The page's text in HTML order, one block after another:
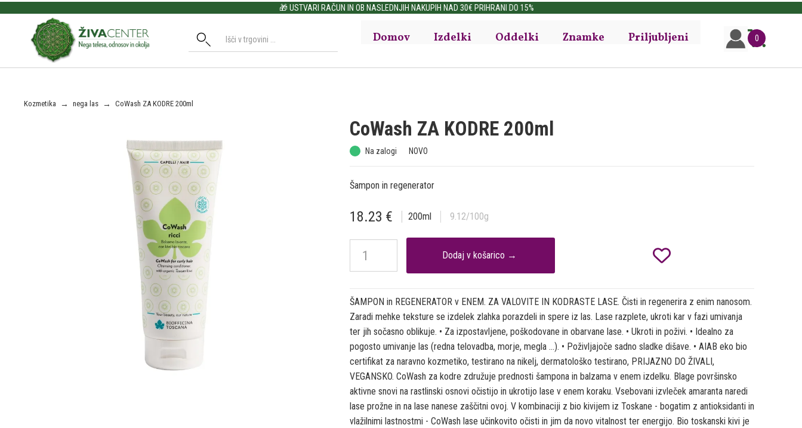
🎁 USTVARI RAČUN IN OB NASLEDNJIH NAKUPIH NAD 30€ PRIHRANI DO 15%
Domov Izdelki Oddelki Znamke Priljubljeni 0
Kozmetika → nega las → CoWash ZA KODRE 200ml
CoWash ZA KODRE 200ml
Na zalogi NOVO
Šampon in regenerator
18.23 € 200ml 9.12/100g

ŠAMPON in REGENERATOR v ENEM. ZA VALOVITE IN KODRASTE LASE. Čisti in regenerira z enim nanosom.
Zaradi mehke teksture se izdelek zlahka porazdeli in spere iz las. Lase razplete, ukroti kar v fazi umivanja
ter jih sočasno oblikuje. • Za izpostavljene, poškodovane in obarvane lase. • Ukroti in poživi. • Idealno za
pogosto umivanje las (redna telovadba, morje, megla …). • Poživljajoče sadno sladke dišave. • AIAB eko bio
certifikat za naravno kozmetiko, testirano na nikelj, dermatološko testirano, PRIJAZNO DO ŽIVALI,
VEGANSKO. CoWash za kodre združuje prednosti šampona in balzama v enem izdelku. Blage površinsko
aktivne snovi na rastlinski osnovi očistijo in ukrotijo lase v enem koraku. Vsebovani izvleček amaranta naredi
lase prožne in na lase nanese zaščitni ovoj. V kombinaciji z bio kivijem iz Toskane - bogatim z antioksidanti in
vlažilnimi lastnostmi - CoWash lase učinkovito očisti in jim da novo vitalnost ter energijo. Bio toskanski kivi je